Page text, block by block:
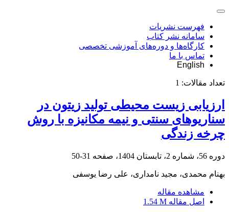
فهرست نشریات
سامانه نشر کتاب
کارگاه‌ها و دوره‌های آموزشی تخصصی
تماس با ما
English
تعداد مقالات: 1
ارزیابی زیست محیطی تولید زیتون در
سناریوهای سنتی و نیمه مکانیزه با روش
چرخه زندگی
دوره 56، شماره 2، تابستان 1404، صفحه 31-50
بهنام محمدی، مجید نامداری، علی رضا یوسفی
مشاهده مقاله
اصل مقاله 1.54 M